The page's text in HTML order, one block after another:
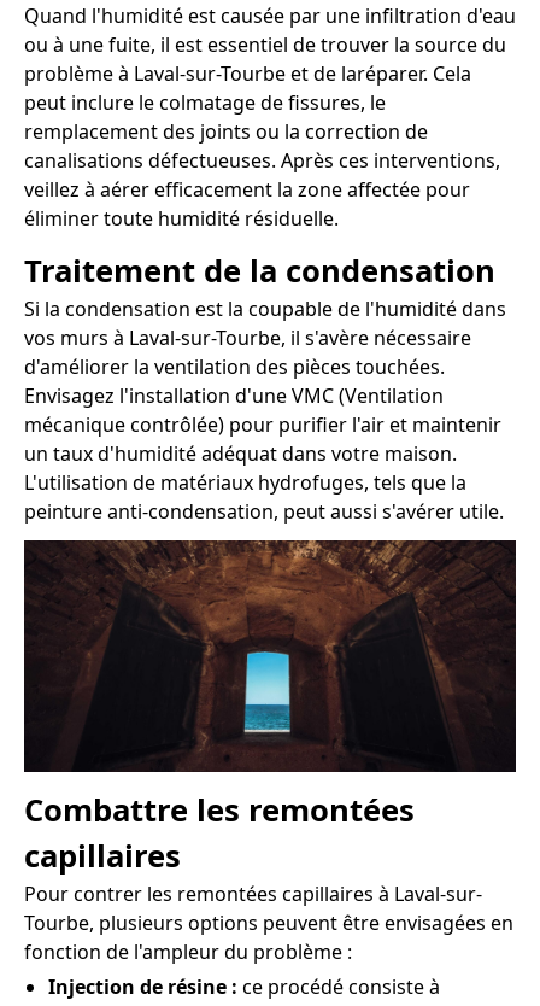
Quand l'humidité est causée par une infiltration d'eau
ou à une fuite, il est essentiel de trouver la source du
problème à Laval-sur-Tourbe et de laréparer. Cela
peut inclure le colmatage de fissures, le
remplacement des joints ou la correction de
canalisations défectueuses. Après ces interventions,
veillez à aérer efficacement la zone affectée pour
éliminer toute humidité résiduelle.
Traitement de la condensation
Si la condensation est la coupable de l'humidité dans
vos murs à Laval-sur-Tourbe, il s'avère nécessaire
d'améliorer la ventilation des pièces touchées.
Envisagez l'installation d'une VMC (Ventilation
mécanique contrôlée) pour purifier l'air et maintenir
un taux d'humidité adéquat dans votre maison.
L'utilisation de matériaux hydrofuges, tels que la
peinture anti-condensation, peut aussi s'avérer utile.
Combattre les remontées
capillaires
Pour contrer les remontées capillaires à Laval-sur-
Tourbe, plusieurs options peuvent être envisagées en
fonction de l'ampleur du problème :
Injection de résine : ce procédé consiste à